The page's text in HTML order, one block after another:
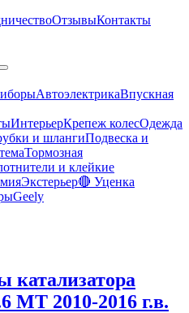
ОтзывыКонтакты
АвтоэлектрикаВпускная
ИнтерьерКрепеж колесОдежда
и шлангиПодвеска и
Тормозная
и клейкие
Экстерьер🔴 Уценка
Geely
катализатора
MT 2010-2016 г.в.